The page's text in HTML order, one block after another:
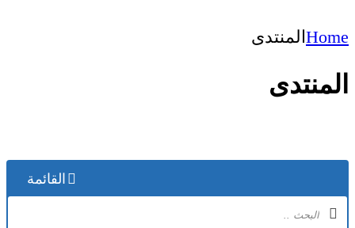
Homeالمنتدى
المنتدى
القائمة